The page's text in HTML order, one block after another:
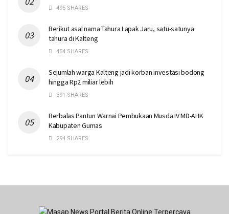
495 SHARES
Berikut asal nama Tahura Lapak Jaru, satu-satunya
tahura di Kalteng
454 SHARES
Sejumlah warga Kalteng jadi korban investasi bodong
hingga Rp2 miliar lebih
391 SHARES
Berbalas Pantun Warnai Pembukaan Musda IV MD-AHK
Kabupaten Gumas
294 SHARES